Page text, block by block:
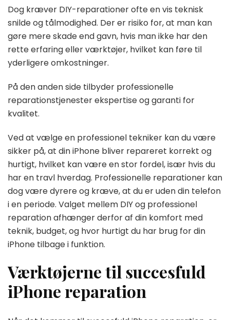
Dog kræver DIY-reparationer ofte en vis teknisk
snilde og tålmodighed. Der er risiko for, at man kan
gøre mere skade end gavn, hvis man ikke har den
rette erfaring eller værktøjer, hvilket kan føre til
yderligere omkostninger.
På den anden side tilbyder professionelle
reparationstjenester ekspertise og garanti for
kvalitet.
Ved at vælge en professionel tekniker kan du være
sikker på, at din iPhone bliver repareret korrekt og
hurtigt, hvilket kan være en stor fordel, især hvis du
har en travl hverdag. Professionelle reparationer kan
dog være dyrere og kræve, at du er uden din telefon
i en periode. Valget mellem DIY og professionel
reparation afhænger derfor af din komfort med
teknik, budget, og hvor hurtigt du har brug for din
iPhone tilbage i funktion.
Værktøjerne til succesfuld
iPhone reparation